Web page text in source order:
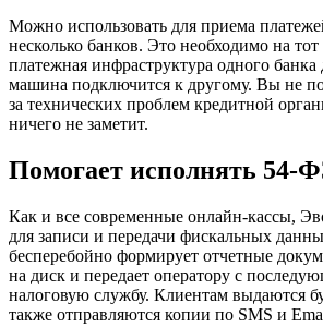
Можно использовать для приема
несколько банков. Это необходимо на тот
платежная инфраструктура одного
машина подключится к другому. Вы не
за технических проблем кредитной
ничего не заметит.
Помогает исполнять 54-
Как и все современные онлайн-кассы,
для записи и передачи фискальных
бесперебойно формирует отчетные
на диск и передает оператору с
налоговую службу. Клиентам выдаются
также отправляются копии по SMS и